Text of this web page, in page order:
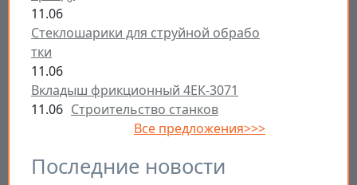
11.06
Стеклошарики для струйной обрабо
тки
11.06
Вкладыш фрикционный 4ЕК-3071
11.06 Строительство станков
Все предложения>>>
Последние новости